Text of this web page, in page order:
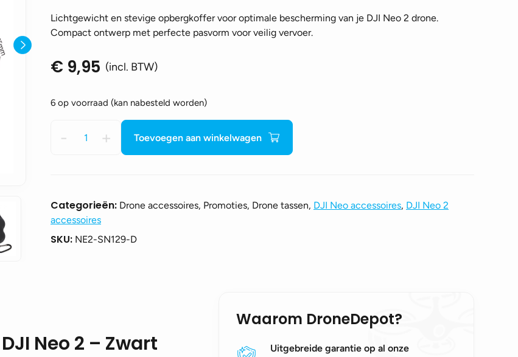
Lichtgewicht en stevige opbergkoffer voor optimale bescherming van je DJI Neo 2 drone.
Compact ontwerp met perfecte pasvorm voor veilig vervoer.
€ 9,95 (incl. BTW)
6 op voorraad (kan nabesteld worden)
-
Storage
Neo
-
Zwart
+ Toevoegen aan winkelwagen
Categorieën: Drone accessoires, Promoties, Drone tassen, DJI Neo accessoires, DJI Neo 2
accessoires
SKU: NE2-SN129-D
Neo 2 – Zwart
Waarom DroneDepot?
Uitgebreide garantie op al onze